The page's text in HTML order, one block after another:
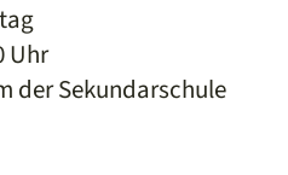
Uhr
der Sekundarschule